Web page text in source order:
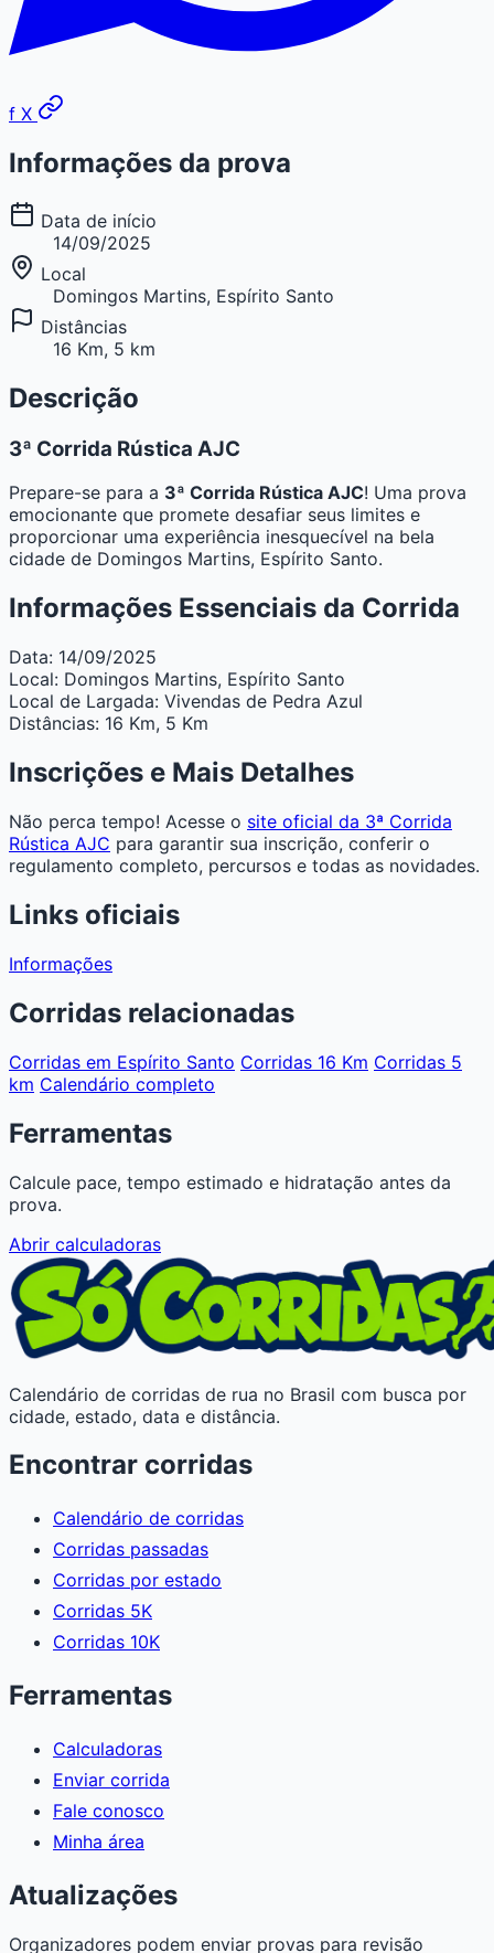
f X
Informações da prova
Data de início
14/09/2025
Local
Domingos Martins, Espírito Santo
Distâncias
16 Km, 5 km
Descrição
3ª Corrida Rústica AJC
Prepare-se para a 3ª Corrida Rústica AJC! Uma prova
emocionante que promete desafiar seus limites e
proporcionar uma experiência inesquecível na bela
cidade de Domingos Martins, Espírito Santo.
Informações Essenciais da Corrida
Data: 14/09/2025
Local: Domingos Martins, Espírito Santo
Local de Largada: Vivendas de Pedra Azul
Distâncias: 16 Km, 5 Km
Inscrições e Mais Detalhes
Não perca tempo! Acesse o site oficial da 3ª Corrida
Rústica AJC para garantir sua inscrição, conferir o
regulamento completo, percursos e todas as novidades.
Links oficiais
Informações
Corridas relacionadas
Corridas em Espírito Santo Corridas 16 Km Corridas 5
km Calendário completo
Ferramentas
Calcule pace, tempo estimado e hidratação antes da
prova.
Abrir calculadoras
Calendário de corridas de rua no Brasil com busca por
cidade, estado, data e distância.
Encontrar corridas
Calendário de corridas
Corridas passadas
Corridas por estado
Corridas 5K
Corridas 10K
Ferramentas
Calculadoras
Enviar corrida
Fale conosco
Minha área
Atualizações
Organizadores podem enviar provas para revisão